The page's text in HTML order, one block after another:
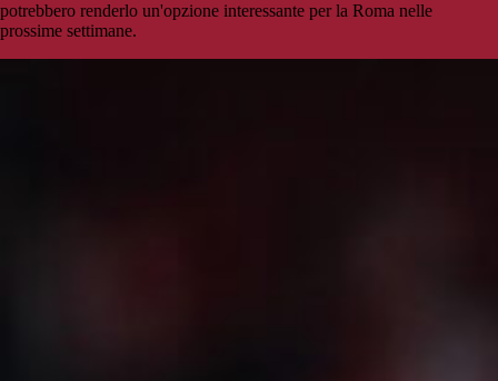
potrebbero renderlo un'opzione interessante per la Roma nelle
prossime settimane.